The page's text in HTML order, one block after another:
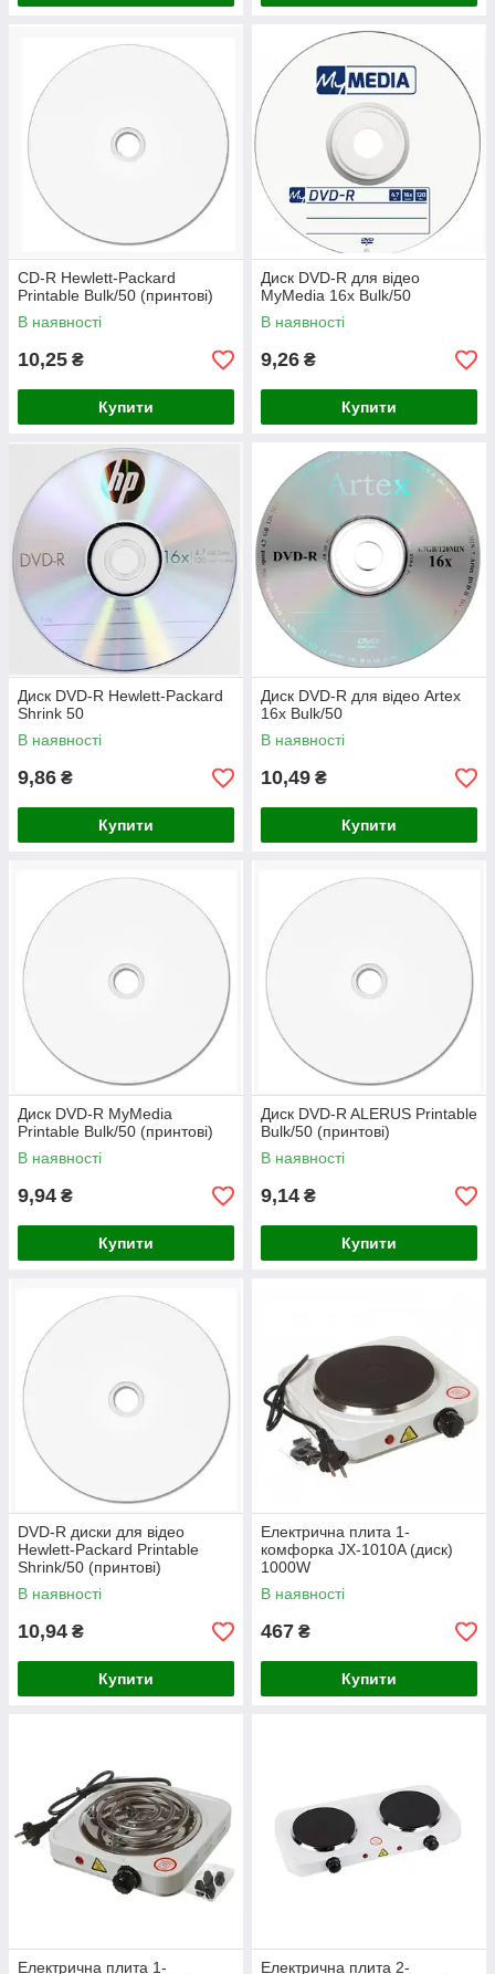
CD-R Hewlett-Packard
Printable Bulk/50 (принтові)
В наявності
10,25 ₴
Купити
Диск DVD-R для відео
MyMedia 16x Bulk/50
В наявності
9,26 ₴
Купити
Диск DVD-R Hewlett-Packard
Shrink 50
В наявності
9,86 ₴
Купити
Диск DVD-R для відео Artex
16x Bulk/50
В наявності
10,49 ₴
Купити
Диск DVD-R MyMedia
Printable Bulk/50 (принтові)
В наявності
9,94 ₴
Купити
Диск DVD-R ALERUS Printable
Bulk/50 (принтові)
В наявності
9,14 ₴
Купити
DVD-R диски для відео
Hewlett-Packard Printable
Shrink/50 (принтові)
В наявності
10,94 ₴
Купити
Електрична плита 1-
комфорка JX-1010A (диск)
1000W
В наявності
467 ₴
Купити
Електрична плита 1-
Електрична плита 2-